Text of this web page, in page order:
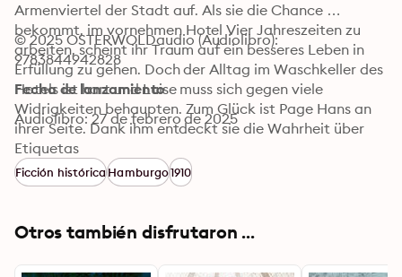
Armenviertel der Stadt auf. Als sie die Chance
bekommt, im vornehmen Hotel Vier Jahreszeiten zu
arbeiten, scheint ihr Traum auf ein besseres Leben in
Erfüllung zu gehen. Doch der Alltag im Waschkeller des
Hotels ist hart und Luise muss sich gegen viele
Widrigkeiten behaupten. Zum Glück ist Page Hans an
ihrer Seite. Dank ihm entdeckt sie die Wahrheit über
ihre Herkunft, während draußen der Krieg tobt. Das
Hotel wird zu ihrer Familie, die sie nie hatte. Und sie ist
bereit, diese mit ihrem Leben zu verteidigen.
legendäre Grandhotel an der Alster
© 2025 OSTERWOLDaudio (Audiolibro):
9783844942828
Fecha de lanzamiento
Audiolibro: 27 de febrero de 2025
Etiquetas
Ficción históricaHamburgo1910
Otros también disfrutaron ...